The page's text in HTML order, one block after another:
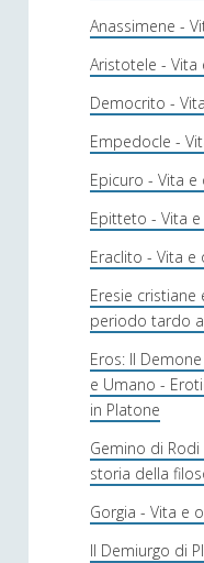
Anassimene -
Aristotele - Vita
Democrito -
Empedocle -
Epicuro - Vita e
Epitteto - Vita
Eraclito - Vita e
Eresie
periodo tardo
Eros: Il
e Umano -
in Platone
Gemino di
storia della
Gorgia - Vita e
Il Demiurgo di